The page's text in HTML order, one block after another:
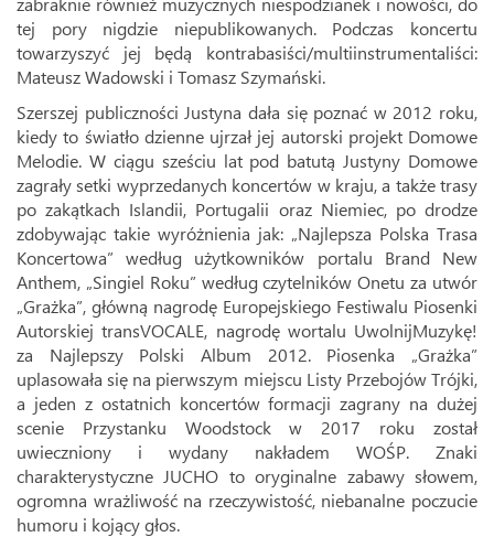
tej pory nigdzie niepublikowanych. Podczas koncertu
towarzyszyć jej będą kontrabasiści/multiinstrumentaliści:
Mateusz Wadowski i Tomasz Szymański.
Szerszej publiczności Justyna dała się poznać w 2012 roku,
kiedy to światło dzienne ujrzał jej autorski projekt Domowe
Melodie. W ciągu sześciu lat pod batutą Justyny Domowe
zagrały setki wyprzedanych koncertów w kraju, a także trasy
po zakątkach Islandii, Portugalii oraz Niemiec, po drodze
zdobywając takie wyróżnienia jak: „Najlepsza Polska Trasa
Koncertowa” według użytkowników portalu Brand New
Anthem, „Singiel Roku” według czytelników Onetu za utwór
„Grażka”, główną nagrodę Europejskiego Festiwalu Piosenki
Autorskiej transVOCALE, nagrodę wortalu UwolnijMuzykę!
za Najlepszy Polski Album 2012. Piosenka „Grażka”
uplasowała się na pierwszym miejscu Listy Przebojów Trójki,
a jeden z ostatnich koncertów formacji zagrany na dużej
scenie Przystanku Woodstock w 2017 roku został
uwieczniony i wydany nakładem WOŚP. Znaki
charakterystyczne JUCHO to oryginalne zabawy słowem,
ogromna wrażliwość na rzeczywistość, niebanalne poczucie
humoru i kojący głos.